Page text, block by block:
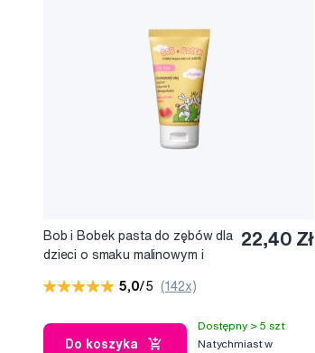
Bob i Bobek pasta do zębów dla
dzieci o smaku malinowym i
22,40 Zł
5,0/5 (142x)
Do koszyka
Dostępny > 5 szt
Natychmiast w